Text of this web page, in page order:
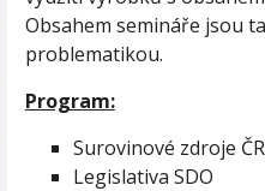
G
C
Obsahem semináře jsou
problematikou.
Program:
Surovinové zdroje ČR
Legislativa SDO